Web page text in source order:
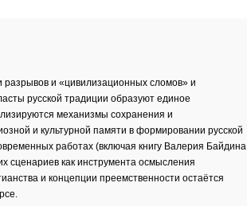
В День славянской
совсем...
День славянской
письменности и
культуры
24 мая славянский мир
—...
разрывов и «цивилизационных сломов» и
русской традиции образуют единое
механизмы сохранения и
и культурной памяти в формировании русской
работах (включая книгу Валерия Байдина
сценариев как инструмента осмысления
и концепции преемственности остаётся